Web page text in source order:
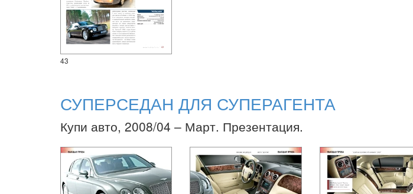
43
СУПЕРСЕДАН ДЛЯ СУПЕРАГЕНТА
Купи авто, 2008/04 – Март. Презентация.